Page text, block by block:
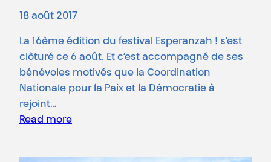
18 août 2017
La 16ème édition du festival Esperanzah ! s’est
clôturé ce 6 août. Et c’est accompagné de ses
bénévoles motivés que la Coordination
Nationale pour la Paix et la Démocratie à
rejoint…
Read more